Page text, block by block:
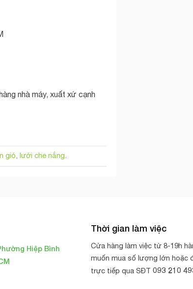
nhà máy, xuất xứ cạnh
gió, lưới che nắng.
Hiệp Bình
Thời gian làm việc
Cửa hàng làm việc từ 8-19h
muốn mua số lượng lớn hoặc
trực tiếp qua SĐT 093 210